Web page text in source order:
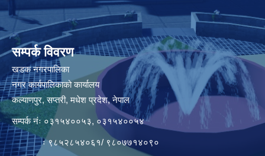
सम्पर्क विवरण
खडक नगरपालिका
नगर कार्यपालिकाको कार्यालय
कल्याणपुर, सप्तरी, मधेश प्रदेश, नेपाल
सम्पर्क नंः ०३१५४००५३, ०३१५४००५४
ः ९८५२८५४०६१/ ९८०७७१४०९०